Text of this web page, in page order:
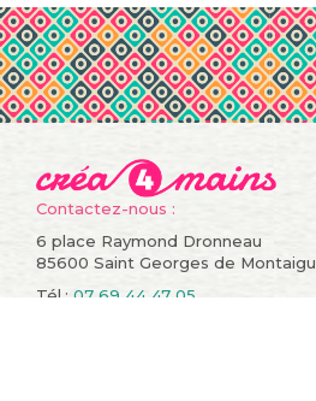
Contactez-nous :
6 place Raymond Dronneau
85600 Saint Georges de Montaigu
Tél.: 07 69 44 47 05